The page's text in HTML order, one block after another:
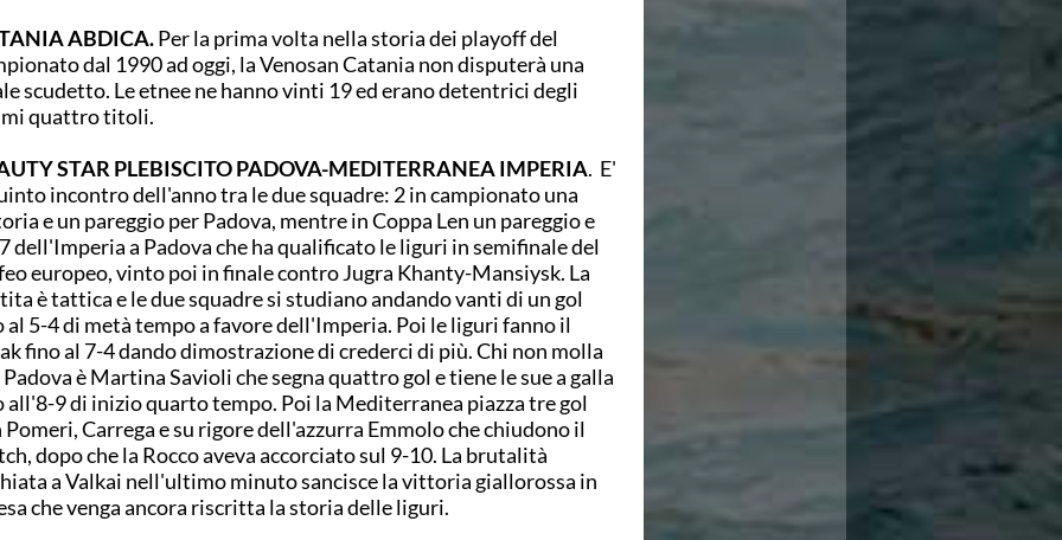
ABDICA.Per la prima volta nella storia dei playoff del
dal 1990 ad oggi, la Venosan Catania non disputerà una
scudetto. Le etnee ne hanno vinti 19 ed erano detentrici degli
quattro titoli.
STAR PLEBISCITO PADOVA-MEDITERRANEA IMPERIA. E'
incontro dell'anno tra le due squadre: 2 in campionato una
e un pareggio per Padova, mentre in Coppa Len un pareggio e
dell'Imperia a Padova che ha qualificato le liguri in semifinale del
europeo, vinto poi in finale contro Jugra Khanty-Mansiysk. La
è tattica e le due squadre si studiano andando vanti di un gol
al 5-4 di metà tempo a favore dell'Imperia. Poi le liguri fanno il
fino al 7-4 dando dimostrazione di crederci di più. Chi non molla
è Martina Savioli che segna quattro gol e tiene le sue a galla
all'8-9 di inizio quarto tempo. Poi la Mediterranea piazza tre gol
Pomeri, Carrega e su rigore dell'azzurra Emmolo che chiudono il
dopo che la Rocco aveva accorciato sul 9-10. La brutalità
a Valkai nell'ultimo minuto sancisce la vittoria giallorossa in
che venga ancora riscritta la storia delle liguri.